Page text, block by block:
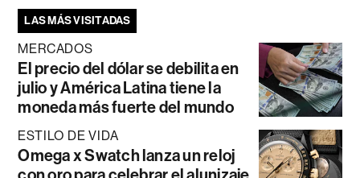
LAS MÁS VISITADAS
MERCADOS
El precio del dólar se debilita en
julio y América Latina tiene la
moneda más fuerte del mundo
ESTILO DE VIDA
Omega x Swatch lanza un reloj